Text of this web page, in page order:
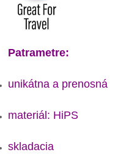
Patrametre:
unikátna a prenosná
materiál: HiPS
skladacia